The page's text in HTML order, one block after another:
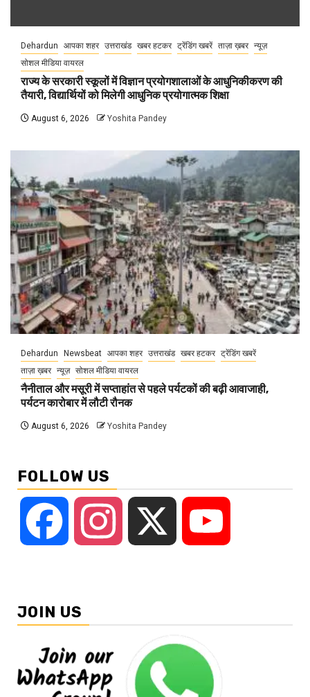
Dehardun आपका शहर उत्तराखंड खबर हटकर ट्रेंडिंग खबरें ताज़ा ख़बर न्यूज़
सोशल मीडिया वायरल
राज्य के सरकारी स्कूलों में विज्ञान प्रयोगशालाओं के आधुनिकीकरण की
तैयारी, विद्यार्थियों को मिलेगी आधुनिक प्रयोगात्मक शिक्षा
August 6, 2026 Yoshita Pandey
Dehardun Newsbeat आपका शहर उत्तराखंड खबर हटकर ट्रेंडिंग खबरें
ताज़ा ख़बर न्यूज़ सोशल मीडिया वायरल
नैनीताल और मसूरी में सप्ताहांत से पहले पर्यटकों की बढ़ी आवाजाही,
पर्यटन कारोबार में लौटी रौनक
August 6, 2026 Yoshita Pandey
FOLLOW US
Facebook Instagram
JOIN US